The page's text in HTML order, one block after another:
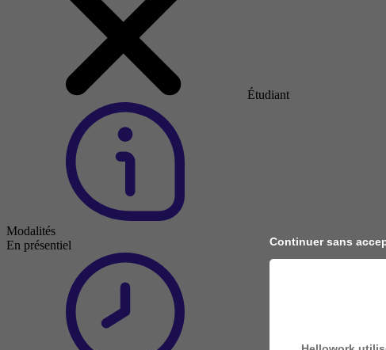
Étudiant
Modalités
En présentiel
Continuer sans